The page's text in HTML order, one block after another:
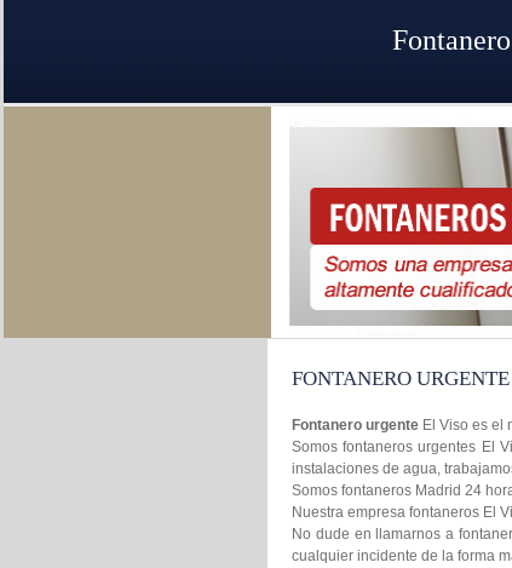
FONTANERO
Fontanero urgente El Viso es el
Somos fontaneros urgentes El
instalaciones de agua,
Somos fontaneros Madrid 24
Nuestra empresa fontaneros El
No dude en llamarnos a
cualquier incidente de la forma